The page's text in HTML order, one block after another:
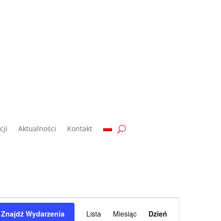
Aktualności Kontakt
Znajdź Wydarzenia
Wydarzenie
Widoki
Lista Miesiąc Dzień